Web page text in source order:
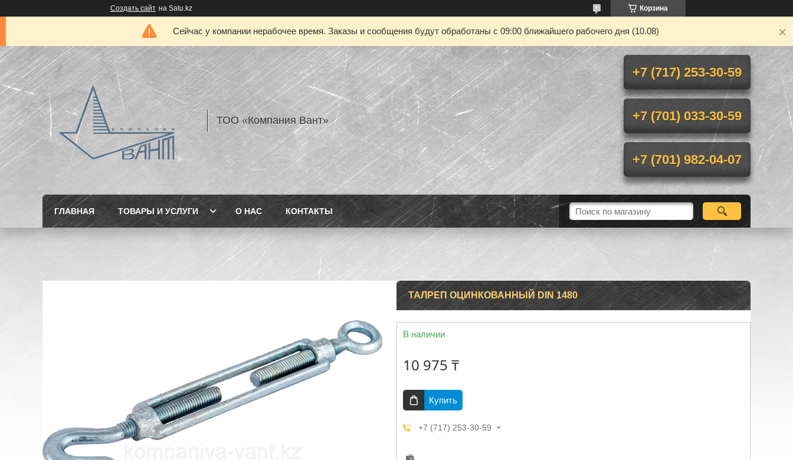
Создать сайт на Satu.kz Корзина
Сейчас у компании нерабочее время. Заказы и сообщения будут обработаны с 09:00 ближайшего рабочего дня (10.08)
ТОО «Компания Вант»
+7 (717) 253-30-59
+7 (701) 033-30-59
+7 (701) 982-04-07
ГЛАВНАЯ ТОВАРЫ И УСЛУГИ О НАС КОНТАКТЫ
ТАЛРЕП ОЦИНКОВАННЫЙ DIN 1480
В наличии
10 975 ₸
Купить
+7 (717) 253-30-59